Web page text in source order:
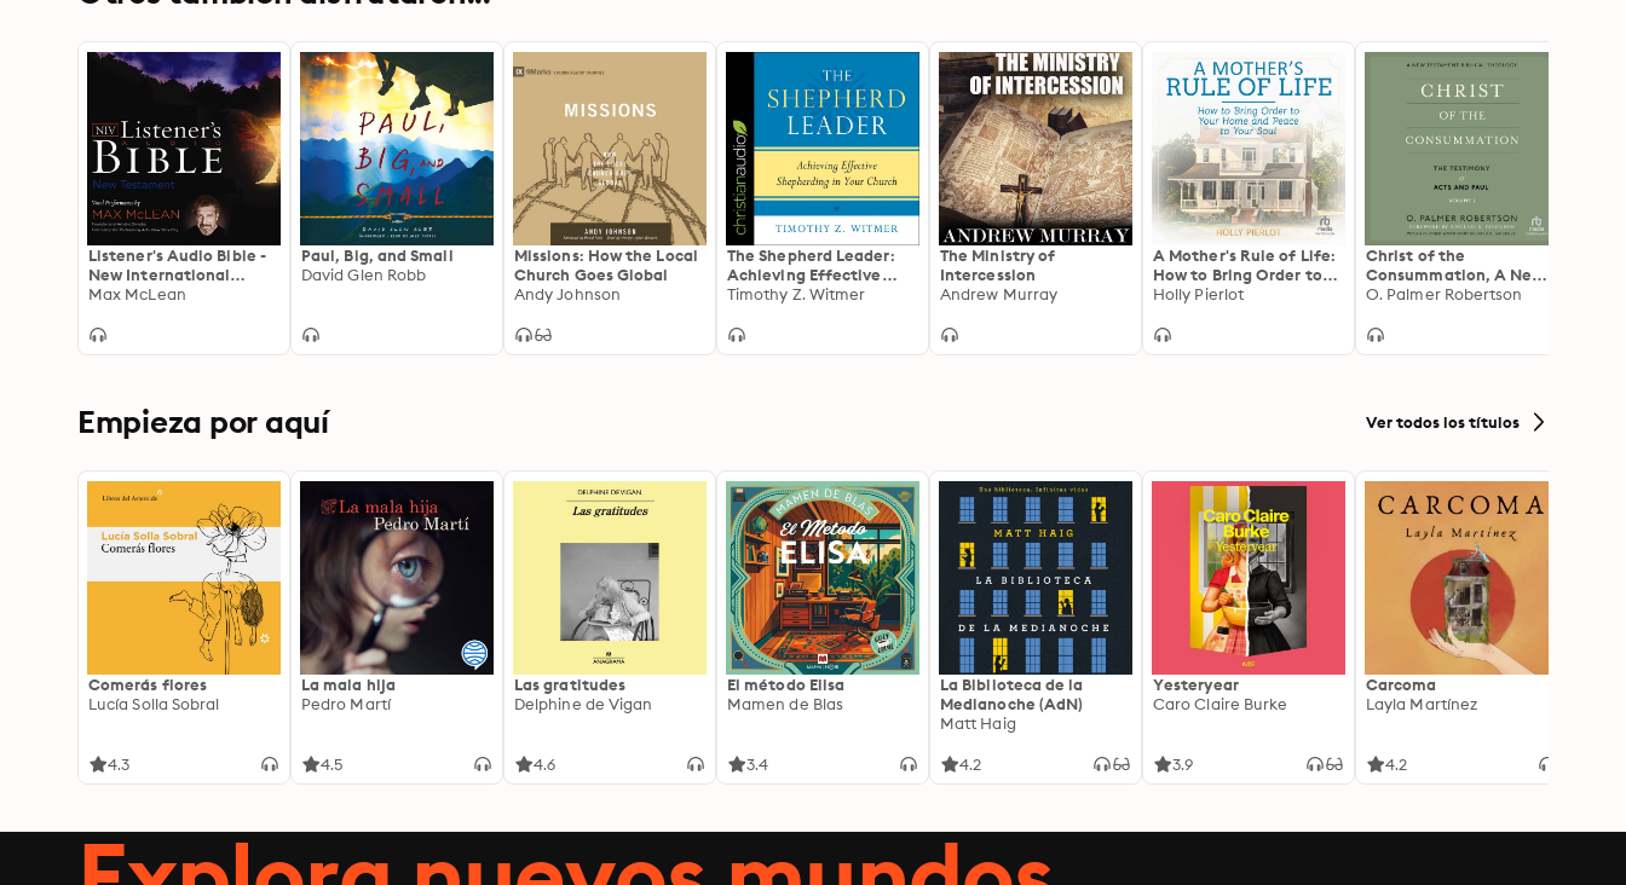
Listener's Audio Bible -
New International
Version, NIV: New
Performance by Max
Max McLean
Paul, Big, and Small
David Glen Robb
Missions: How the Local
Church Goes Global
Andy Johnson
The Shepherd Leader:
Achieving Effective
Shepherding in Your
Timothy Z. Witmer
The Ministry of
Intercession
Andrew Murray
A Mother's Rule of Life:
How to Bring Order to
Your Home and Peace
Holly Pierlot
Christ of the
Consummation, A New
Testament Biblical
Testimony of the Acts
O. Palmer Robertson
Empieza por aquí Ver todos los títulos
Comerás flores
Lucía Solla Sobral
4.3
La mala hija
Pedro Martí
4.5
Las gratitudes
Delphine de Vigan
4.6
El método Elisa
Mamen de Blas
3.4
La Biblioteca de la
Medianoche (AdN)
Matt Haig
4.2
Yesteryear
Caro Claire Burke
3.9
Carcoma
Layla Martínez
4.2